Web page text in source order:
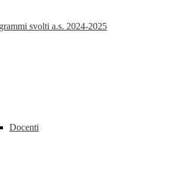
svolti a.s. 2024-2025
Docenti